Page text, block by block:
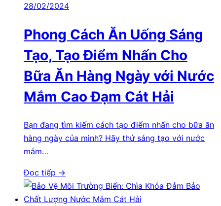
28/02/2024
Phong Cách Ăn Uống Sáng
Tạo, Tạo Điểm Nhấn Cho
Bữa Ăn Hàng Ngày với Nước
Mắm Cao Đạm Cát Hải
Bạn đang tìm kiếm cách tạo điểm nhấn cho bữa ăn
hàng ngày của mình? Hãy thử sáng tạo với nước
mắm…
Đọc tiếp →